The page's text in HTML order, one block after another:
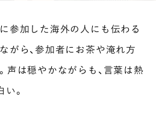
参加した海外の人にも伝わる
がら、参加者にお茶や淹れ方
声は穏やかながらも、言葉は熱
。